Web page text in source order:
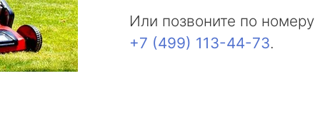
Или позвоните по номеру
+7 (499) 113-44-73.